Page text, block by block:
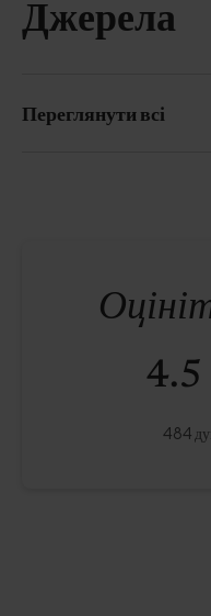
Джерела
Переглянути всі
4.5
484